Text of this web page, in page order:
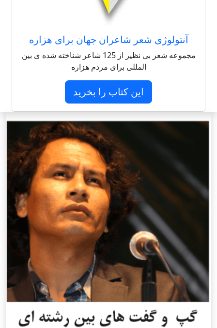
آنتولوژی شعر شاعران جهان برای هزاره
مجموعه شعر بی نظیر از 125 شاعر شناخته شده ی بین
المللی برای مردم هزاره
این کتاب را بخرید